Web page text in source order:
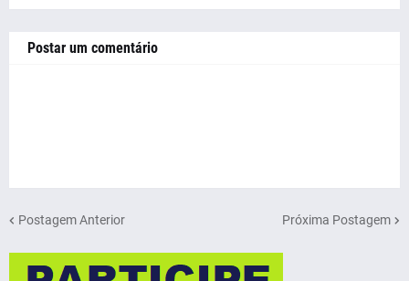
Postar um comentário
Postagem Anterior Próxima Postagem